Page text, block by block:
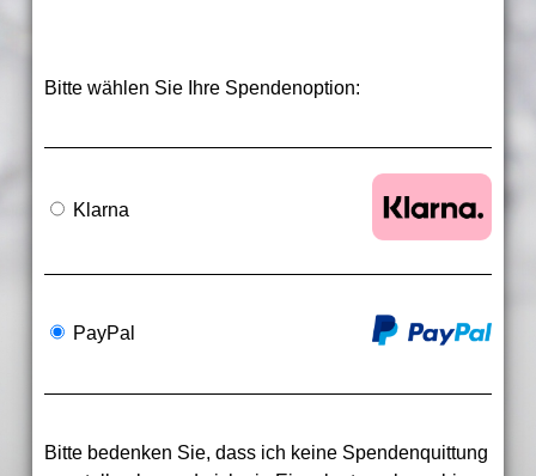
Bitte wählen Sie Ihre Spendenoption:
Klarna
PayPal
Bitte bedenken Sie, dass ich keine Spendenquittung